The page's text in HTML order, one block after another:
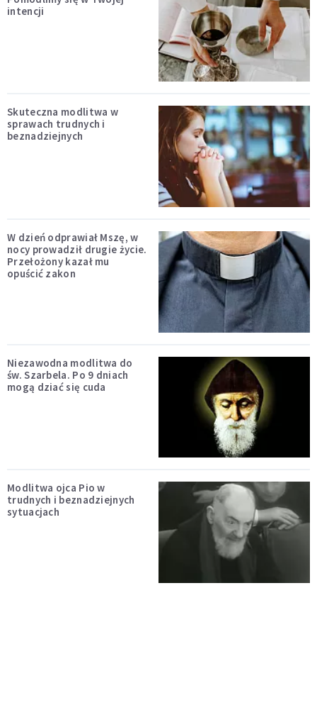
intencji
Skuteczna modlitwa w
sprawach trudnych i
beznadziejnych
W dzień odprawiał Mszę, w
nocy prowadził drugie życie.
Przełożony kazał mu
opuścić zakon
Niezawodna modlitwa do
św. Szarbela. Po 9 dniach
mogą dziać się cuda
Modlitwa ojca Pio w
trudnych i beznadziejnych
sytuacjach